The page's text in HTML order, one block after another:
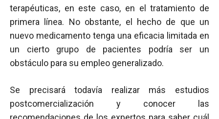
terapéuticas, en este caso, en el tratamiento de
primera línea. No obstante, el hecho de que un
nuevo medicamento tenga una eficacia limitada en
un cierto grupo de pacientes podría ser un
obstáculo para su empleo generalizado.
Se precisará todavía realizar más estudios
postcomercialización y conocer las